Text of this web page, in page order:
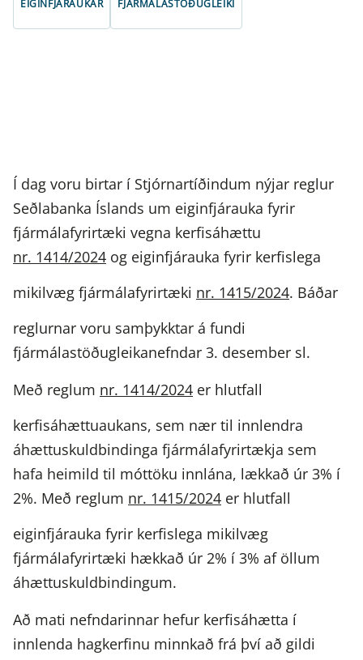
EIGINFJÁRAUKAR FJÁRMÁLASTÖÐUGLEIKI
Í dag voru birtar í Stjórnartíðindum nýjar reglur
Seðlabanka Íslands um eiginfjárauka fyrir
fjármálafyrirtæki vegna kerfisáhættu
nr. 1414/2024 og eiginfjárauka fyrir kerfislega
mikilvæg fjármálafyrirtæki nr. 1415/2024. Báðar
reglurnar voru samþykktar á fundi
fjármálastöðugleikanefndar 3. desember sl.
Með reglum nr. 1414/2024 er hlutfall
kerfisáhættuaukans, sem nær til innlendra
áhættuskuldbindinga fjármálafyrirtækja sem
hafa heimild til móttöku innlána, lækkað úr 3% í
2%. Með reglum nr. 1415/2024 er hlutfall
eiginfjárauka fyrir kerfislega mikilvæg
fjármálafyrirtæki hækkað úr 2% í 3% af öllum
áhættuskuldbindingum.
Að mati nefndarinnar hefur kerfisáhætta í
innlenda hagkerfinu minnkað frá því að gildi